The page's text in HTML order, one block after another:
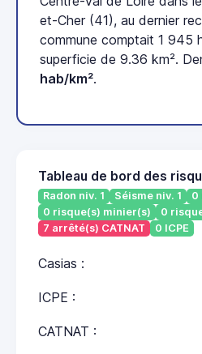
et-Cher (41), au dernier
commune comptait 1 945
superficie de 9.36 km².
hab/km².
Tableau de bord des
Radon niv. 1 Séisme niv. 1
0
0 risque(s) minier(s)
0
7 arrêté(s) CATNAT
0 ICPE
Casias :
ICPE :
CATNAT :